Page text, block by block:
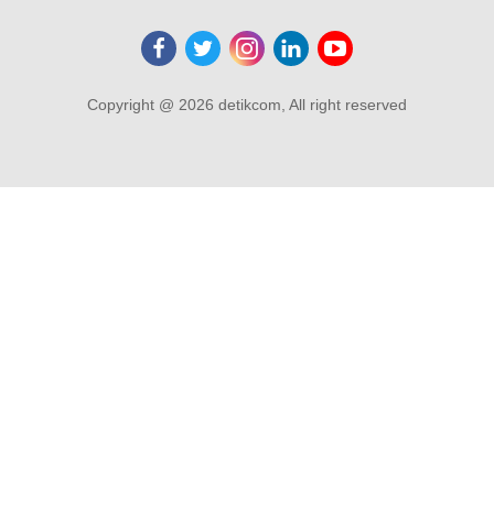
Copyright @ 2026 detikcom, All right reserved